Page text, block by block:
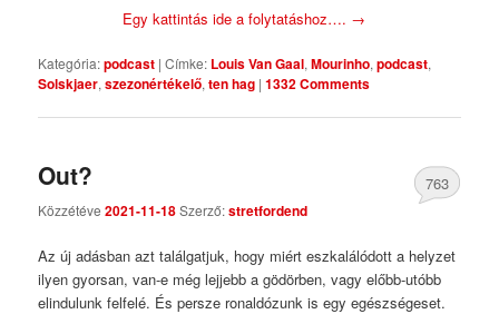
Egy kattintás ide a folytatáshoz…. →
Kategória:podcast |Címke: Louis Van Gaal,Mourinho,podcast,
Solskjaer,szezonértékelő,ten hag |1332 Comments
Out?
Közzétéve2021-11-18Szerző:stretfordend
763
Az új adásban azt találgatjuk, hogy miért eszkalálódott a helyzet
ilyen gyorsan, van-e még lejjebb a gödörben, vagy előbb-utóbb
elindulunk felfelé. És persze ronaldózunk is egy egészségeset.